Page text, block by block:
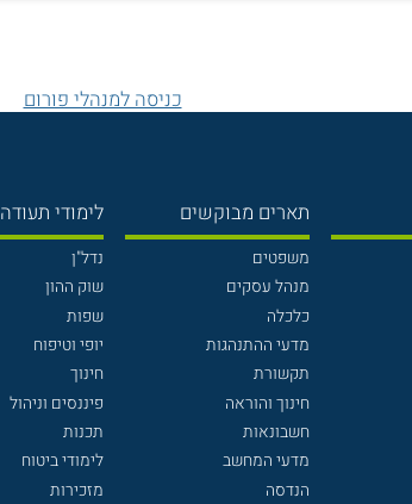
כניסה למנהלי פורום
תארים מבוקשים
משפטים
מנהל עסקים
כלכלה
מדעי ההתנהגות
תקשורת
חינוך והוראה
חשבונאות
מדעי המחשב
הנדסה
לימודי תעודה
נדל"ן
שוק ההון
שפות
יופי וטיפוח
חינוך
פיננסים וניהול
תכנות
לימודי ביטוח
מזכירות